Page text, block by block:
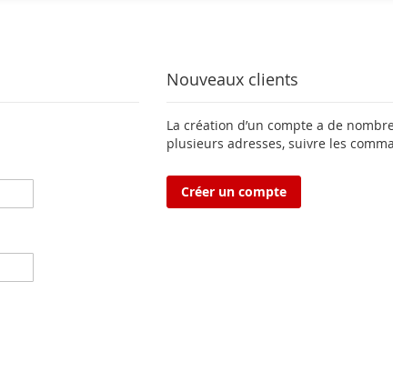
Nouveaux clients
La création d’un compte a de
plusieurs adresses, suivre les
Créer un compte